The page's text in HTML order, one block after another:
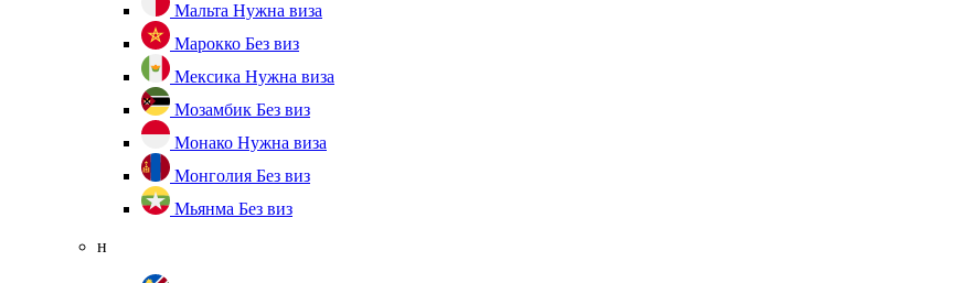
Мальта Нужна виза
Марокко Без виз
Мексика Нужна виза
Мозамбик Без виз
Монако Нужна виза
Монголия Без виз
Мьянма Без виз
н